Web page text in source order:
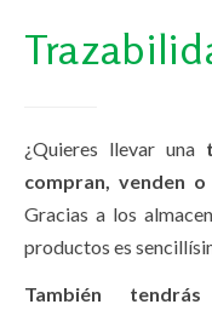
¿Quieres llevar una
compran, venden o
Gracias a los
productos es
También